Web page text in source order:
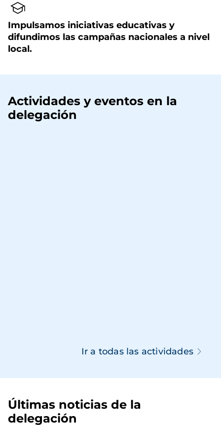
Impulsamos iniciativas educativas y
difundimos las campañas nacionales a nivel
local.
Actividades y eventos en la
delegación
Ir a todas las actividades
Últimas noticias de la
delegación